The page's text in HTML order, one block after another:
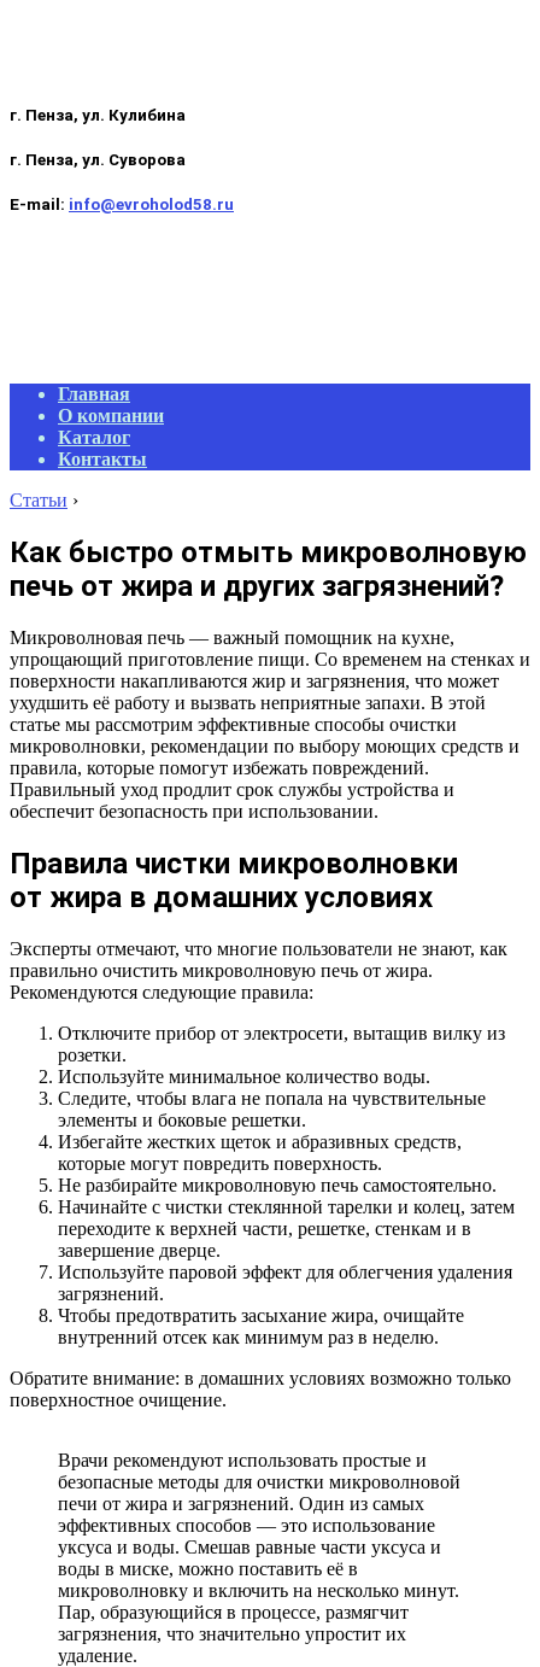
г. Пенза, ул. Кулибина
г. Пенза, ул. Суворова
E-mail: info@evroholod58.ru
Primary
Navigation
Menu
Главная
О компании
Каталог
Контакты
Статьи ›
Как быстро отмыть микроволновую
печь от жира и других загрязнений?
Микроволновая печь — важный помощник на кухне,
упрощающий приготовление пищи. Со временем на стенках и
поверхности накапливаются жир и загрязнения, что может
ухудшить её работу и вызвать неприятные запахи. В этой
статье мы рассмотрим эффективные способы очистки
микроволновки, рекомендации по выбору моющих средств и
правила, которые помогут избежать повреждений.
Правильный уход продлит срок службы устройства и
обеспечит безопасность при использовании.
Правила чистки микроволновки
от жира в домашних условиях
Эксперты отмечают, что многие пользователи не знают, как
правильно очистить микроволновую печь от жира.
Рекомендуются следующие правила:
Отключите прибор от электросети, вытащив вилку из
розетки.
Используйте минимальное количество воды.
Следите, чтобы влага не попала на чувствительные
элементы и боковые решетки.
Избегайте жестких щеток и абразивных средств,
которые могут повредить поверхность.
Не разбирайте микроволновую печь самостоятельно.
Начинайте с чистки стеклянной тарелки и колец, затем
переходите к верхней части, решетке, стенкам и в
завершение дверце.
Используйте паровой эффект для облегчения удаления
загрязнений.
Чтобы предотвратить засыхание жира, очищайте
внутренний отсек как минимум раз в неделю.
Обратите внимание: в домашних условиях возможно только
поверхностное очищение.
Врачи рекомендуют использовать простые и
безопасные методы для очистки микроволновой
печи от жира и загрязнений. Один из самых
эффективных способов — это использование
уксуса и воды. Смешав равные части уксуса и
воды в миске, можно поставить её в
микроволновку и включить на несколько минут.
Пар, образующийся в процессе, размягчит
загрязнения, что значительно упростит их
удаление.